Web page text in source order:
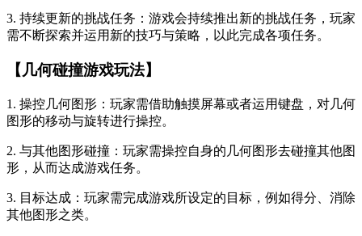
3. 持续更新的挑战任务：游戏会持续推出新的挑战任务，玩家
需不断探索并运用新的技巧与策略，以此完成各项任务。
【几何碰撞游戏玩法】
1. 操控几何图形：玩家需借助触摸屏幕或者运用键盘，对几何
图形的移动与旋转进行操控。
2. 与其他图形碰撞：玩家需操控自身的几何图形去碰撞其他图
形，从而达成游戏任务。
3. 目标达成：玩家需完成游戏所设定的目标，例如得分、消除
其他图形之类。